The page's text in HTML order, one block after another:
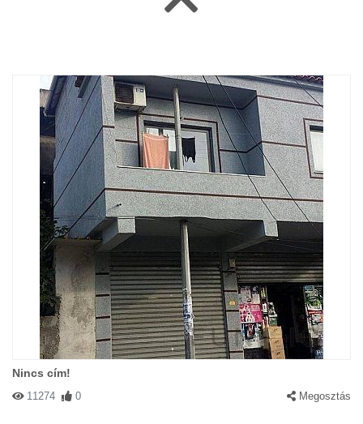
Nincs cím!
11274 0 Megosztás